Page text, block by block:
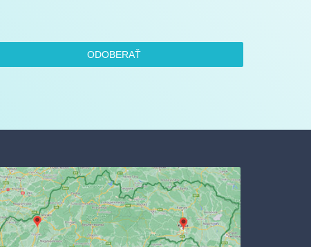
ODOBERAŤ